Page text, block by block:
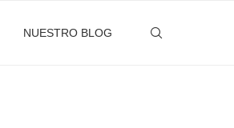
NUESTRO BLOG